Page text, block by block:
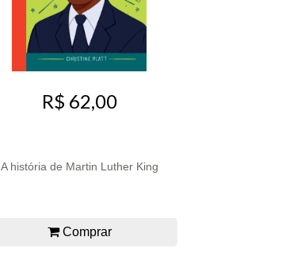
R$ 62,00
A história de Martin Luther King
Comprar